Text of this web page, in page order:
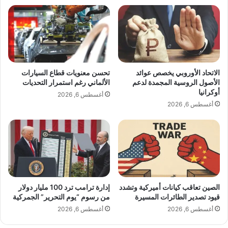
ي
ع
م
ر
ج
د
ي
د
"
د
ث
ل
ج
م
ع
ي
ة
"
ا
ن
ة
:
ع
ل
ي
الاتحاد الأوروبي يخصص عوائد
الأصول الروسية المجمدة لدعم
أوكرانيا
أغسطس 6, 2026
تحسن معنويات قطاع السيارات
الألماني رغم استمرار التحديات
أغسطس 6, 2026
الصين تعاقب كيانات أميركية وتشدد
قيود تصدير الطائرات المسيرة
أغسطس 6, 2026
إدارة ترامب ترد 100 مليار دولار
من رسوم “يوم التحرير” الجمركية
أغسطس 6, 2026